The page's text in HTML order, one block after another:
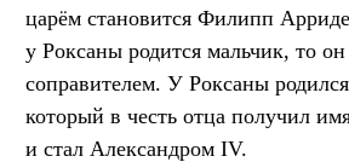
царём становится Филипп
у Роксаны родится мальчик, то он
соправителем. У Роксаны
который в честь отца получил
и стал Александром IV.